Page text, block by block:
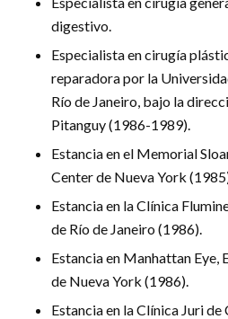
digestivo.
Especialista en cirugía
reparadora por la
Río de Janeiro, bajo la
Pitanguy (1986-1989).
Estancia en el Memorial
Center de Nueva York
Estancia en la Clínica
de Río de Janeiro (1986).
Estancia en Manhattan
de Nueva York (1986).
Estancia en la Clínica Juri